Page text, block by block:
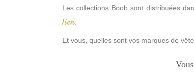
Les collections Boob sont distribuées
lien.
Et vous, quelles sont vos marques de